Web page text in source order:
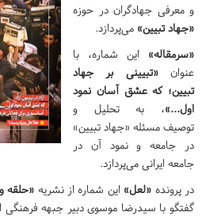
و معرفی جهادگران در حوزه
«جهاد تبیین» می‌پردازد.
«سرمقاله» این شماره، با
عنوان«تبیینی بر جهاد
تبیین؛ که عشق آسان نمود
اول...»، به تحلیل و
توصیف مسئله «جهاد تبیین»
در جامعه و نمود آن در
جامعه ایرانی می‌پردازد.
در پرونده «لعل» این شماره از نشریه
گفتگو با سیدرضا موسوی دبیر جبهه فرهنگی